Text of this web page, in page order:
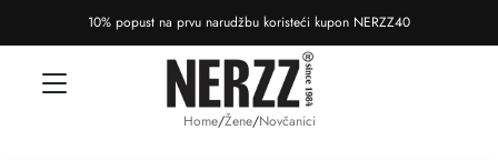
10% popust na prvu narudžbu koristeći kupon NERZZ40
Home/Žene/Novčanici